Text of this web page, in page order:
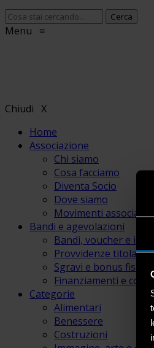
Menu ≡
Chiudi X
Home
Associazione
Chi siamo
Cosa facciamo
Diventa Socio
Dove siamo
Movimenti associativi
Bandi e agevolazioni
Bandi, voucher e
Provvidenze titolari
Sgravi e bonus fiscali
Finanziamenti e
Categorie
Alimentari
Benessere
Costruzioni